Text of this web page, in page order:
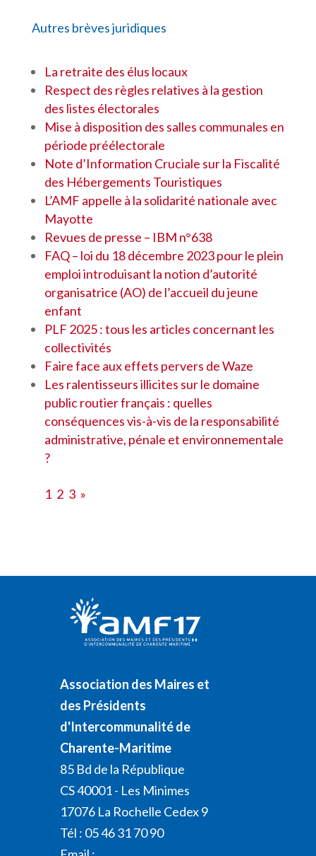
Autres brèves juridiques
La retraite des élus locaux
Respect des règles relatives à la gestion
des listes électorales
Mise à disposition des salles communales en
période préélectorale
Note d’Information Cruciale sur la Fiscalité
des Hébergements Touristiques
L’AMF appelle à la solidarité nationale avec
Mayotte
Revues de presse – IBM n°638
FAQ – loi du 18 décembre 2023 pour le plein
emploi introduisant la notion d’autorité
organisatrice (AO) de l’accueil du jeune
enfant
PLF 2025 : tous les articles concernant les
collectivités
Faire face aux effets pervers de Waze
Les ralentisseurs illicites sur le domaine
public routier français : quelles
conséquences vis-à-vis de la responsabilité
administrative, pénale et environnementale
?
1 2 3 »
Association des Maires et
des Présidents
d'Intercommunalité de
Charente-Maritime
85 Bd de la République
CS 40001 - Les Minimes
17076 La Rochelle Cedex 9
Tél : 05 46 31 70 90